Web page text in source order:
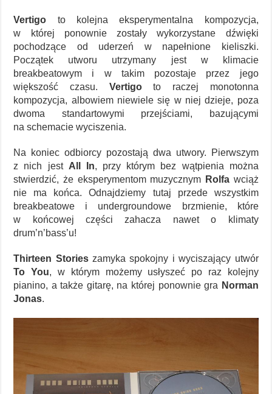
Vertigo to kolejna eksperymentalna kompozycja,
w której ponownie zostały wykorzystane dźwięki
pochodzące od uderzeń w napełnione kieliszki.
Początek utworu utrzymany jest w klimacie
breakbeatowym i w takim pozostaje przez jego
większość czasu. Vertigoto raczej monotonna
kompozycja, albowiem niewiele się w niej dzieje, poza
dwoma standartowymi przejściami, bazującymi
na schemacie wyciszenia.
Na koniec odbiorcy pozostają dwa utwory. Pierwszym
z nich jest All In, przy którym bez wątpienia można
stwierdzić, że eksperymentom muzycznym Rolfa wciąż
nie ma końca. Odnajdziemy tutaj przede wszystkim
breakbeatowe i undergroundowe brzmienie, które
w końcowej części zahacza nawet o klimaty
drum’n’bass’u!
Thirteen Storieszamyka spokojny i wyciszający utwór
To You, w którym możemy usłyszeć po raz kolejny
pianino, a także gitarę, na której ponownie gra Norman
Jonas.